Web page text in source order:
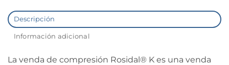
Descripción
Información adicional
La venda de compresión Rosidal® K es una venda